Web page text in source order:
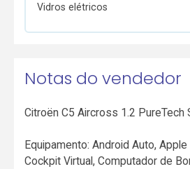
Vidros elétricos
Notas do vendedor
Citroën C5 Aircross 1.2 PureTech
Equipamento: Android Auto, Apple
Cockpit Virtual, Computador de